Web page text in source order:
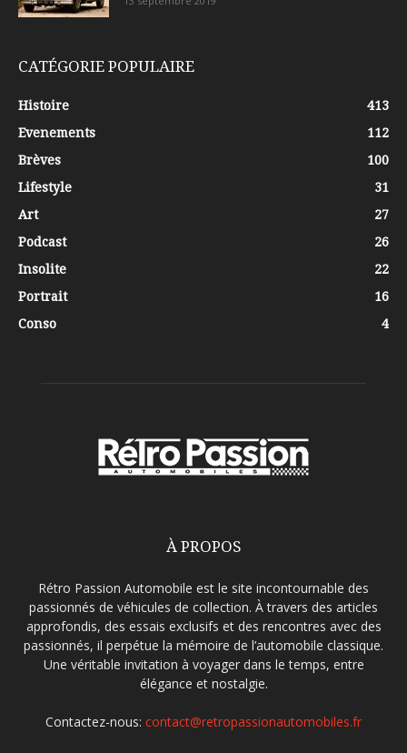
CATÉGORIE POPULAIRE
Histoire
413
Evenements
112
Brèves
100
Lifestyle
31
Art
27
Podcast
26
Insolite
22
Portrait
16
Conso
4
À PROPOS
Rétro Passion Automobile est le site incontournable des
passionnés de véhicules de collection. À travers des articles
approfondis, des essais exclusifs et des rencontres avec des
passionnés, il perpétue la mémoire de l’automobile classique.
Une véritable invitation à voyager dans le temps, entre
élégance et nostalgie.
Contactez-nous: contact@retropassionautomobiles.fr